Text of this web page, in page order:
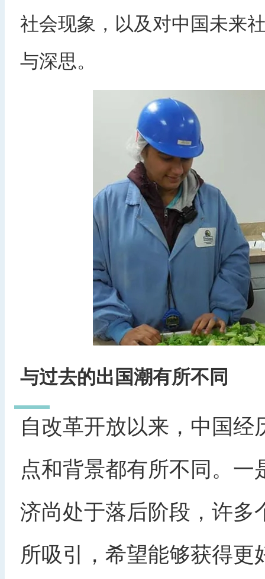
社会现象，以及对中国未来
与深思。
与过去的出国潮有所不同
自改革开放以来，中国
点和背景都有所不同。
济尚处于落后阶段，许
所吸引，希望能够获得